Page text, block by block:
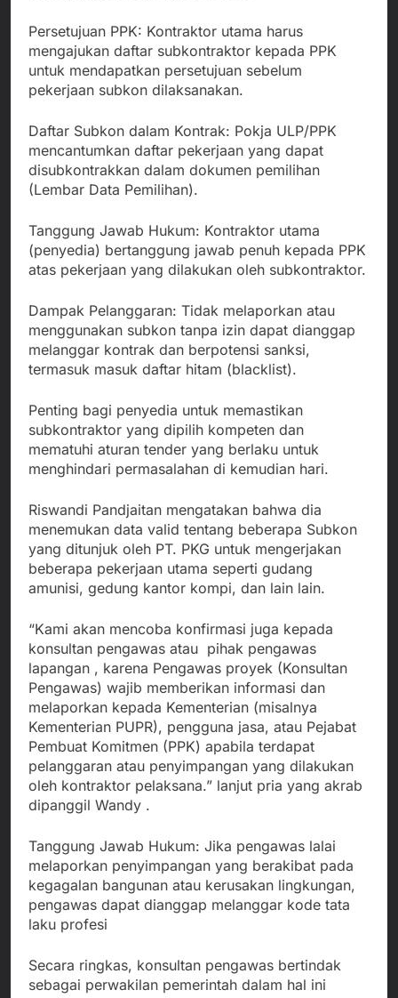
Persetujuan PPK: Kontraktor utama harus
mengajukan daftar subkontraktor kepada PPK
untuk mendapatkan persetujuan sebelum
pekerjaan subkon dilaksanakan.
Daftar Subkon dalam Kontrak: Pokja ULP/PPK
mencantumkan daftar pekerjaan yang dapat
disubkontrakkan dalam dokumen pemilihan
(Lembar Data Pemilihan).
Tanggung Jawab Hukum: Kontraktor utama
(penyedia) bertanggung jawab penuh kepada PPK
atas pekerjaan yang dilakukan oleh subkontraktor.
Dampak Pelanggaran: Tidak melaporkan atau
menggunakan subkon tanpa izin dapat dianggap
melanggar kontrak dan berpotensi sanksi,
termasuk masuk daftar hitam (blacklist).
Penting bagi penyedia untuk memastikan
subkontraktor yang dipilih kompeten dan
mematuhi aturan tender yang berlaku untuk
menghindari permasalahan di kemudian hari.
Riswandi Pandjaitan mengatakan bahwa dia
menemukan data valid tentang beberapa Subkon
yang ditunjuk oleh PT. PKG untuk mengerjakan
beberapa pekerjaan utama seperti gudang
amunisi, gedung kantor kompi, dan lain lain.
“Kami akan mencoba konfirmasi juga kepada
konsultan pengawas atau pihak pengawas
lapangan , karena Pengawas proyek (Konsultan
Pengawas) wajib memberikan informasi dan
melaporkan kepada Kementerian (misalnya
Kementerian PUPR), pengguna jasa, atau Pejabat
Pembuat Komitmen (PPK) apabila terdapat
pelanggaran atau penyimpangan yang dilakukan
oleh kontraktor pelaksana.” lanjut pria yang akrab
dipanggil Wandy .
Tanggung Jawab Hukum: Jika pengawas lalai
melaporkan penyimpangan yang berakibat pada
kegagalan bangunan atau kerusakan lingkungan,
pengawas dapat dianggap melanggar kode tata
laku profesi
Secara ringkas, konsultan pengawas bertindak
sebagai perwakilan pemerintah dalam hal ini